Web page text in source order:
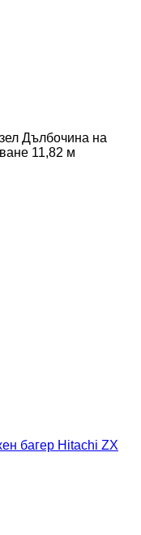
Дълбочина на
11,82 м
багер Hitachi ZX